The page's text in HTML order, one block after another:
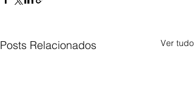
Posts Relacionados Ver tudo